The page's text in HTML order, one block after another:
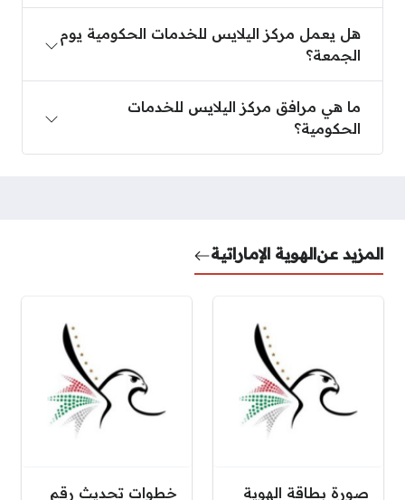
هل يعمل مركز اليلايس للخدمات الحكومية يوم
الجمعة؟
ما هي مرافق مركز اليلايس للخدمات
الحكومية؟
المزيد عنالهوية الإماراتية
صورة بطاقة الهوية
خطوات تحديث رقم